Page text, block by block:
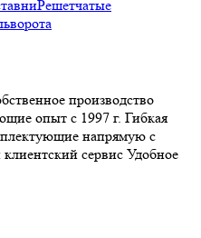
Решетчатые
производство
опыт с 1997 г. Гибкая
напрямую с
сервис Удобное